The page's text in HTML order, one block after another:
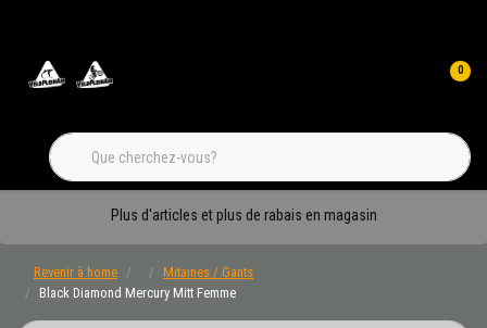
0
Plus d'articles et plus de rabais en magasin
Revenir à home
Mitaines / Gants
Black Diamond Mercury Mitt Femme